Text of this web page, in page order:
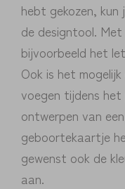
hebt gekozen,
de designtool.
bijvoorbeeld het
Ook is het
voegen tijdens het
ontwerpen van
geboortekaartje
gewenst ook de
aan.